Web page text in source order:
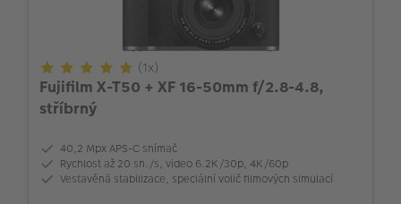
(1x)
Fujifilm X-T50 + XF 16-50mm f/2.8-4.8,
stříbrný
40,2 Mpx APS-C snímač
Rychlost až 20 sn./s, video 6.2K/30p, 4K/60p
Vestavěná stabilizace, speciální volič filmových simulací